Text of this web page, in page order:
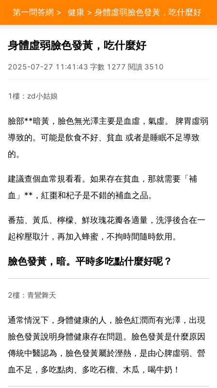
第一問答網 > 健康 > 身體虛弱臉色發黃，吃什麼好
身體虛弱臉色發黃，吃什麼好
2025-07-27 11:41:43 字數 1277 閱讀 3510
1樓：zd小姑娘
臉部**暗黃，臉色無光澤主要是血虛，氣虛。 脾胃虛弱
導致的。可能是飲食不好、貧血 或者是睡眠不足導致
的。
建議查個血常規看看。如果存在貧血，那就需要「補
血」**，紅棗和杞子是不錯的補血之品。
番茄、黃瓜、檸檬、鮮玫瑰花瓣各適量，洗淨後合在一
起榨壓取汁，再加入蜂蜜，不拘時間隨時飲用。
臉色發黃，暗。平時多吃點什麼好呢？
2樓：青鸞舞天
通常情況下，身體健康的人，臉色紅潤而有光澤，出現
臉色發黃說明身體健康存在問題。臉色發黃是什麼原因
傳統中醫認為，臉色發黃屬於溼熱，是由心脾虛弱、營
血不足，多吃點肉、多吃石榴、木瓜，喝牛奶！